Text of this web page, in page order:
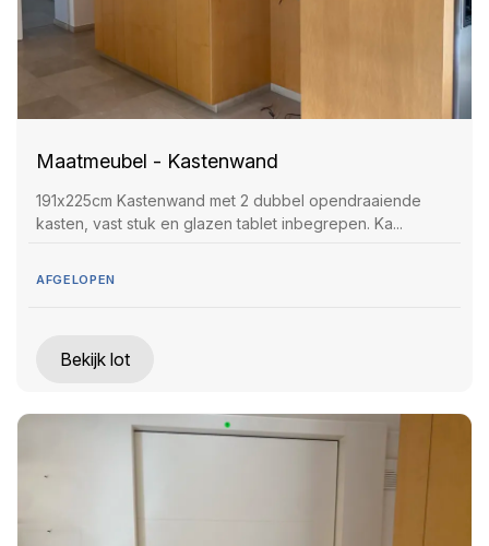
Maatmeubel - Kastenwand
191x225cm Kastenwand met 2 dubbel opendraaiende
kasten, vast stuk en glazen tablet inbegrepen. Ka...
AFGELOPEN
Bekijk lot